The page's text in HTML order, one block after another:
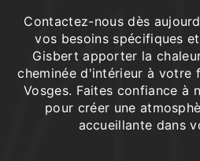
Contactez-nous dès
vos besoins spécifiques
Gisbert apporter la
cheminée d'intérieur à votre
Vosges. Faites confiance à
pour créer une
accueillante dans